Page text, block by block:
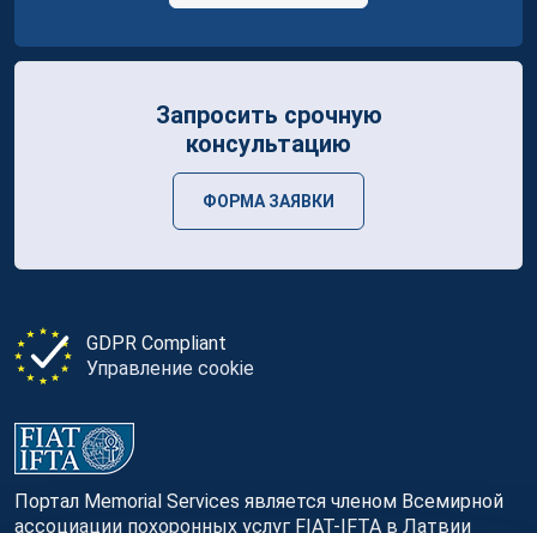
GDPR Compliant
Управление cookie
Портал Memorial Services является членом Всемирной
ассоциации похоронных услуг FIAT-IFTA в Латвии
Запросить срочную
консультацию
ФОРМА ЗАЯВКИ